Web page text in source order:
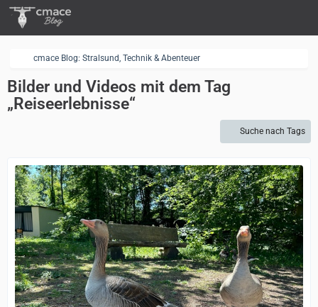
cmace Blog: Stralsund, Technik & Abenteuer
Bilder und Videos mit dem Tag
„Reiseerlebnisse“
Suche nach Tags